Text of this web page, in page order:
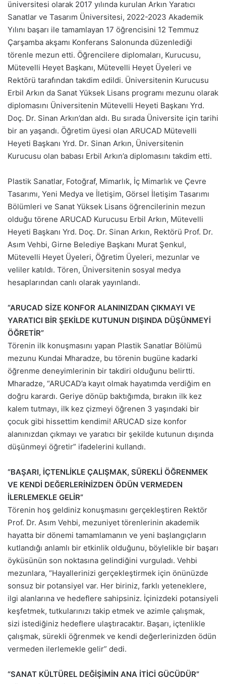
üniversitesi olarak 2017 yılında kurulan Arkın Yaratıcı
Sanatlar ve Tasarım Üniversitesi, 2022-2023 Akademik
Yılını başarı ile tamamlayan 17 öğrencisini 12 Temmuz
Çarşamba akşamı Konferans Salonunda düzenlediği
törenle mezun etti. Öğrencilere diplomaları, Kurucusu,
Mütevelli Heyet Başkanı, Mütevelli Heyet Üyeleri ve
Rektörü tarafından takdim edildi. Üniversitenin Kurucusu
Erbil Arkın da Sanat Yüksek Lisans programı mezunu olarak
diplomasını Üniversitenin Mütevelli Heyeti Başkanı Yrd.
Doç. Dr. Sinan Arkın’dan aldı. Bu sırada Üniversite için tarihi
bir an yaşandı. Öğretim üyesi olan ARUCAD Mütevelli
Heyeti Başkanı Yrd. Dr. Sinan Arkın, Üniversitenin
Kurucusu olan babası Erbil Arkın’a diplomasını takdim etti.
Plastik Sanatlar, Fotoğraf, Mimarlık, İç Mimarlık ve Çevre
Tasarımı, Yeni Medya ve İletişim, Görsel İletişim Tasarımı
Bölümleri ve Sanat Yüksek Lisans öğrencilerinin mezun
olduğu törene ARUCAD Kurucusu Erbil Arkın, Mütevelli
Heyeti Başkanı Yrd. Doç. Dr. Sinan Arkın, Rektörü Prof. Dr.
Asım Vehbi, Girne Belediye Başkanı Murat Şenkul,
Mütevelli Heyet Üyeleri, Öğretim Üyeleri, mezunlar ve
veliler katıldı. Tören, Üniversitenin sosyal medya
hesaplarından canlı olarak yayınlandı.
“ARUCAD SİZE KONFOR ALANINIZDAN ÇIKMAYI VE
YARATICI BİR ŞEKİLDE KUTUNUN DIŞINDA DÜŞÜNMEYİ
ÖĞRETİR”
Törenin ilk konuşmasını yapan Plastik Sanatlar Bölümü
mezunu Kundai Mharadze, bu törenin bugüne kadarki
öğrenme deneyimlerinin bir takdiri olduğunu belirtti.
Mharadze, “ARUCAD’a kayıt olmak hayatımda verdiğim en
doğru karardı. Geriye dönüp baktığımda, bırakın ilk kez
kalem tutmayı, ilk kez çizmeyi öğrenen 3 yaşındaki bir
çocuk gibi hissettim kendimi! ARUCAD size konfor
alanınızdan çıkmayı ve yaratıcı bir şekilde kutunun dışında
düşünmeyi öğretir” ifadelerini kullandı.
“BAŞARI, İÇTENLİKLE ÇALIŞMAK, SÜREKLİ ÖĞRENMEK
VE KENDİ DEĞERLERİNİZDEN ÖDÜN VERMEDEN
İLERLEMEKLE GELİR”
Törenin hoş geldiniz konuşmasını gerçekleştiren Rektör
Prof. Dr. Asım Vehbi, mezuniyet törenlerinin akademik
hayatta bir dönemi tamamlamanın ve yeni başlangıçların
kutlandığı anlamlı bir etkinlik olduğunu, böylelikle bir başarı
öyküsünün son noktasına gelindiğini vurguladı. Vehbi
mezunlara, “Hayallerinizi gerçekleştirmek için önünüzde
sonsuz bir potansiyel var. Her biriniz, farklı yeteneklere,
ilgi alanlarına ve hedeflere sahipsiniz. İçinizdeki potansiyeli
keşfetmek, tutkularınızı takip etmek ve azimle çalışmak,
sizi istediğiniz hedeflere ulaştıracaktır. Başarı, içtenlikle
çalışmak, sürekli öğrenmek ve kendi değerlerinizden ödün
vermeden ilerlemekle gelir” dedi.
“SANAT KÜLTÜREL DEĞİŞİMİN ANA İTİCİ GÜCÜDÜR”